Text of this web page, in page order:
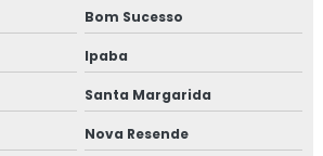
Bom Sucesso
Ipaba
Santa Margarida
Nova Resende